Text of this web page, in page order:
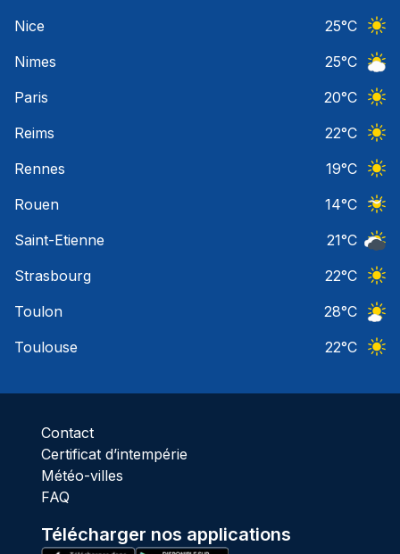
Nice
25°C
Nimes
25°C
Paris
20°C
Reims
22°C
Rennes
19°C
Rouen
14°C
Saint-Etienne
21°C
Strasbourg
22°C
Toulon
28°C
Toulouse
22°C
Contact
Certificat d’intempérie
Météo-villes
FAQ
Télécharger nos applications